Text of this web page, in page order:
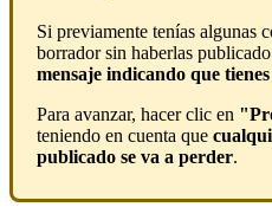
Si previamente tenías algunas
borrador sin haberlas
mensaje indicando que
Para avanzar, hacer clic en
teniendo en cuenta que
publicado se va a perder.